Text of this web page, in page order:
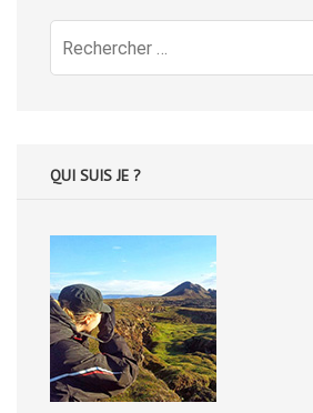
Recherche
pour
QUI SUIS JE ?